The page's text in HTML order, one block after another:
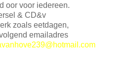
oor voor iedereen.
& CD&v
zoals eetdagen,
emailadres
@hotmail.com